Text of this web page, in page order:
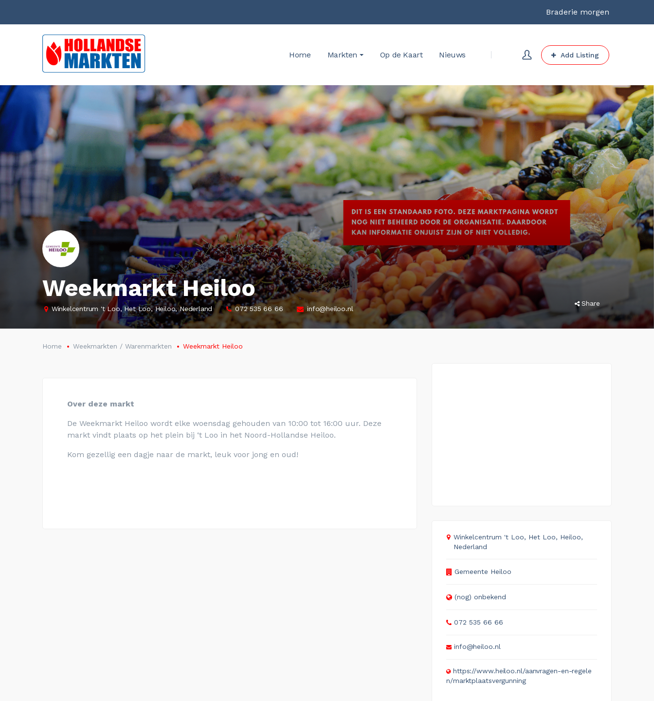
Braderie morgen
Home Markten Op de Kaart Nieuws Add Listing
Weekmarkt Heiloo
Winkelcentrum 't Loo, Het Loo, Heiloo, Nederland 072 535 66 66 info@heiloo.nl
Share
Home Weekmarkten / Warenmarkten Weekmarkt Heiloo
Over deze markt
De Weekmarkt Heiloo wordt elke woensdag gehouden van 10:00 tot 16:00 uur. Deze
markt vindt plaats op het plein bij ‘t Loo in het Noord-Hollandse Heiloo.
Kom gezellig een dagje naar de markt, leuk voor jong en oud!
Winkelcentrum 't Loo, Het Loo, Heiloo,
Nederland
Gemeente Heiloo
(nog) onbekend
072 535 66 66
info@heiloo.nl
https://www.heiloo.nl/aanvragen-en-regele
n/marktplaatsvergunning